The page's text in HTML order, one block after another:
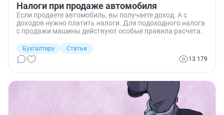
Налоги при продаже автомобиля
Если продаете автомобиль, вы получаете доход. А с
доходов нужно платить налоги. Для подоходного налога
с продажи машины действуют особые правила расчета.
Бухгалтеру
Статьи
13 179